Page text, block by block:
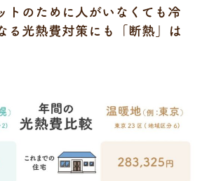
トのために人がいなくても冷
る光熱費対策にも「断熱」は